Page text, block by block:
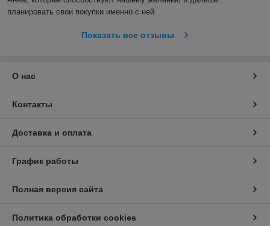
планировать свои покупки именно с ней
Показать все отзывы
О нас
Контакты
Доставка и оплата
График работы
Полная версия сайта
Политика обработки cookies